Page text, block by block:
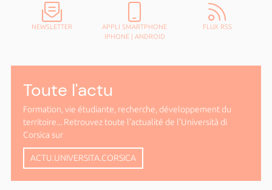
NEWSLETTER
APPLI SMARTPHONE
IPHONE| ANDROID
FLUX RSS
Toute l'actu
Formation, vie étudiante, recherche, développement du
territoire... Retrouvez toute l'actualité de l'Università di
Corsica sur
ACTU.UNIVERSITA.CORSICA